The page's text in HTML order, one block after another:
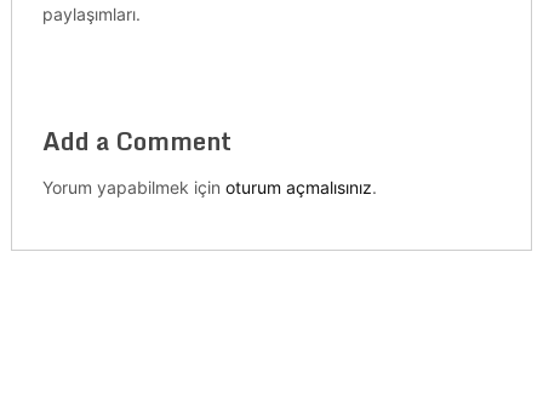
paylaşımları.
Add a Comment
Yorum yapabilmek için oturum açmalısınız.